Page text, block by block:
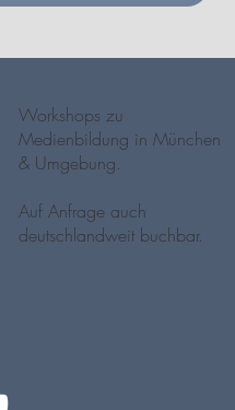
Workshops zu
Medienbildung in München
& Umgebung.
Auf Anfrage auch
deutschlandweit buchbar.